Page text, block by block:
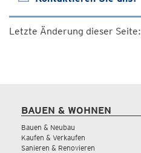
Letzte Änderung dieser
BAUEN & WOHNEN
Bauen & Neubau
Kaufen & Verkaufen
Sanieren & Renovieren